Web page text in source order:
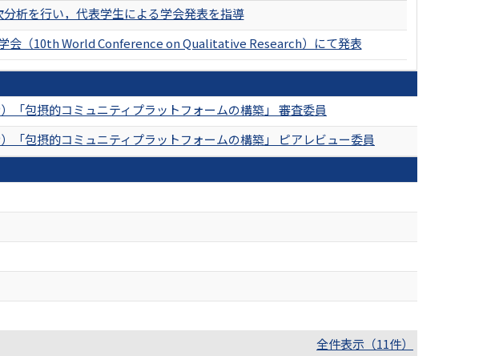
析を行い，代表学生による学会発表を指導
会（10th World Conference on Qualitative Research）にて発表
包摂的コミュニティプラットフォームの構築」 審査委員
包摂的コミュニティプラットフォームの構築」 ピアレビュー委員
全件表示（11件）